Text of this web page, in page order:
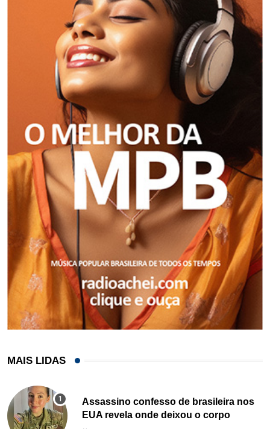
MAIS LIDAS
Assassino confesso de brasileira nos
EUA revela onde deixou o corpo